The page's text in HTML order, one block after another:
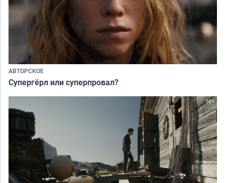
АВТОРСКОЕ
Супергёрл или суперпровал?